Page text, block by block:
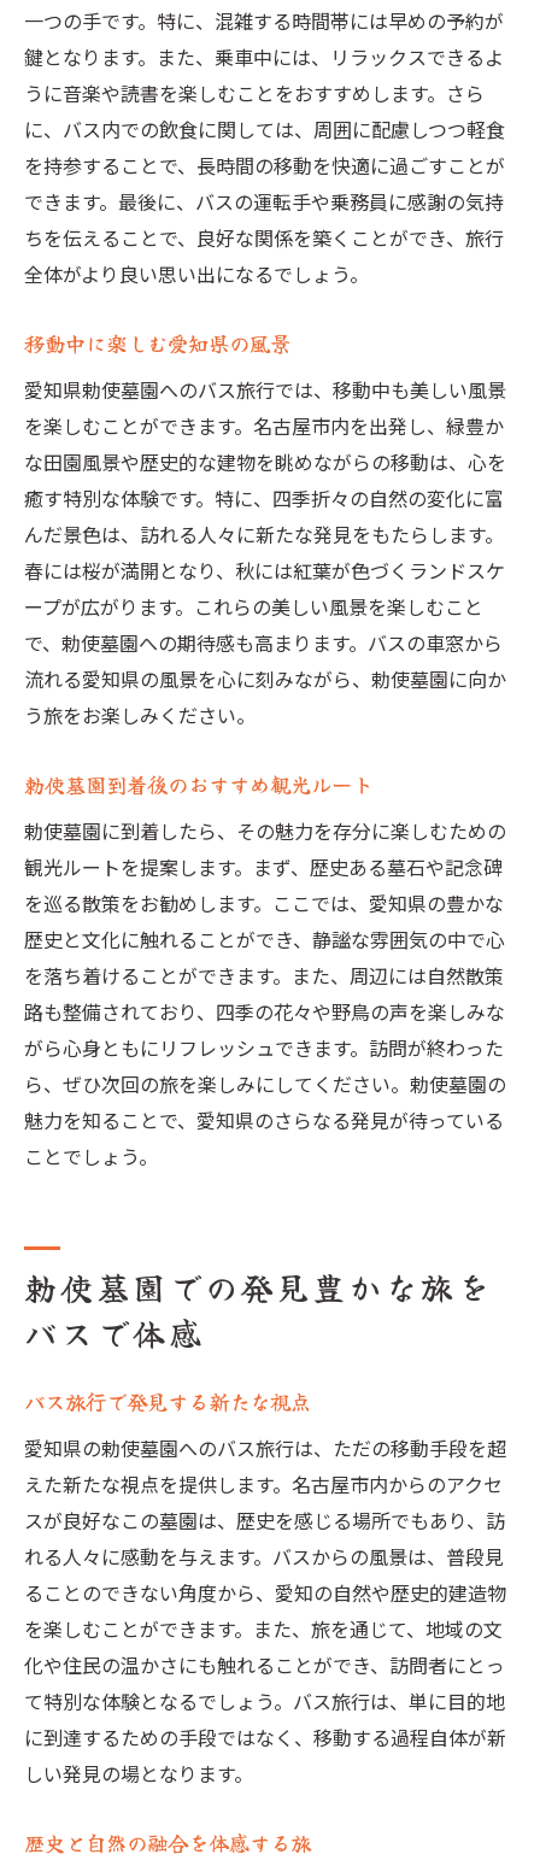
一つの手です。特に、混雑する時間帯には早めの予約が
鍵となります。また、乗車中には、リラックスできるよ
うに音楽や読書を楽しむことをおすすめします。さら
に、バス内での飲食に関しては、周囲に配慮しつつ軽食
を持参することで、長時間の移動を快適に過ごすことが
できます。最後に、バスの運転手や乗務員に感謝の気持
ちを伝えることで、良好な関係を築くことができ、旅行
全体がより良い思い出になるでしょう。
移動中に楽しむ愛知県の風景
愛知県勅使墓園へのバス旅行では、移動中も美しい風景
を楽しむことができます。名古屋市内を出発し、緑豊か
な田園風景や歴史的な建物を眺めながらの移動は、心を
癒す特別な体験です。特に、四季折々の自然の変化に富
んだ景色は、訪れる人々に新たな発見をもたらします。
春には桜が満開となり、秋には紅葉が色づくランドスケ
ープが広がります。これらの美しい風景を楽しむこと
で、勅使墓園への期待感も高まります。バスの車窓から
流れる愛知県の風景を心に刻みながら、勅使墓園に向か
う旅をお楽しみください。
勅使墓園到着後のおすすめ観光ルート
勅使墓園に到着したら、その魅力を存分に楽しむための
観光ルートを提案します。まず、歴史ある墓石や記念碑
を巡る散策をお勧めします。ここでは、愛知県の豊かな
歴史と文化に触れることができ、静謐な雰囲気の中で心
を落ち着けることができます。また、周辺には自然散策
路も整備されており、四季の花々や野鳥の声を楽しみな
がら心身ともにリフレッシュできます。訪問が終わった
ら、ぜひ次回の旅を楽しみにしてください。勅使墓園の
魅力を知ることで、愛知県のさらなる発見が待っている
ことでしょう。
勅使墓園での発見豊かな旅を
バスで体感
バス旅行で発見する新たな視点
愛知県の勅使墓園へのバス旅行は、ただの移動手段を超
えた新たな視点を提供します。名古屋市内からのアクセ
スが良好なこの墓園は、歴史を感じる場所でもあり、訪
れる人々に感動を与えます。バスからの風景は、普段見
ることのできない角度から、愛知の自然や歴史的建造物
を楽しむことができます。また、旅を通じて、地域の文
化や住民の温かさにも触れることができ、訪問者にとっ
て特別な体験となるでしょう。バス旅行は、単に目的地
に到達するための手段ではなく、移動する過程自体が新
しい発見の場となります。
歴史と自然の融合を体感する旅